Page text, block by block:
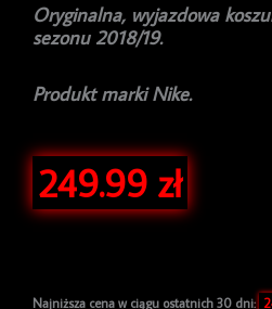
Oryginalna, wyjazdowa
sezonu 2018/19.
Produkt marki Nike.
249.99 zł
Najniższa cena w ciągu ostatnich 30 dni: